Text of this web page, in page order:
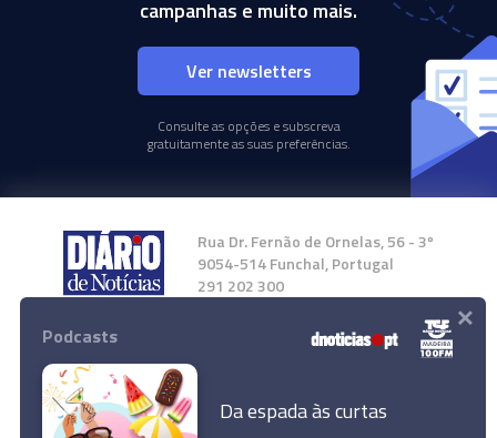
campanhas e muito mais.
Ver newsletters
Consulte as opções e subscreva
gratuitamente as suas preferências.
Rua Dr. Fernão de Ornelas, 56 - 3º
9054-514 Funchal, Portugal
291 202 300
Instale a nossa App
Podcasts
Da espada às curtas
×